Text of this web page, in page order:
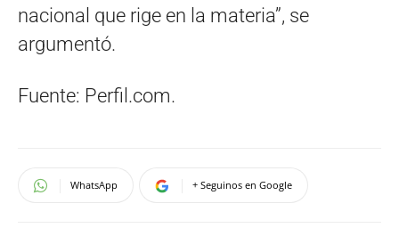
nacional que rige en la materia”, se
argumentó.
Fuente: Perfil.com.
WhatsApp + Seguinos en Google